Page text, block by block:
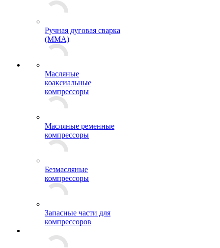
Ручная дуговая сварка
(MMA)
Масляные
коаксиальные
компрессоры
Масляные ременные
компрессоры
Безмасляные
компрессоры
Запасные части для
компрессоров